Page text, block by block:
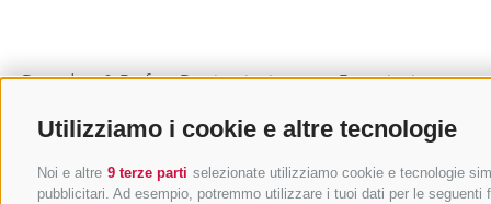
Utilizziamo i cookie e altre tecnologie
Noi e altre 9 terze parti selezionate utilizziamo cookie e tecnologie
pubblicitari. Ad esempio, potremmo utilizzare i tuoi dati per le
Da vedere & Da fare Destinazioni
Val di Fleres
Vipiteno
Campo di Trens
Escursioni
Mangiare e bere
MTB e bicicletta
Benessere e relax